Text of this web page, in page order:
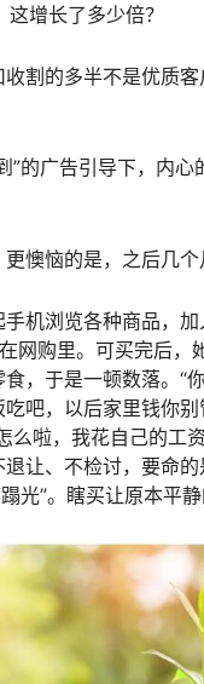
增长了多少倍？
割的多半不是优质
”的广告引导下，内
懊恼的是，之后几个
机浏览各种商品，加
网购里。可买完后，
，于是一顿数落。“
吧，以后家里钱你
么啦，我花自己的工
让、不检讨，要命
光”。瞎买让原本平静